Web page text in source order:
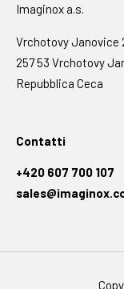
Imaginox a.s.
Vrchotovy Janovice
257 53 Vrchotovy
Repubblica Ceca
Contatti
+420 607 700 107